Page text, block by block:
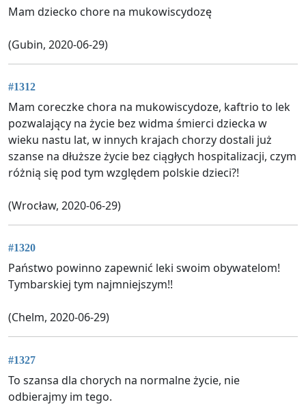
Mam dziecko chore na mukowiscydozę
(Gubin, 2020-06-29)
#1312
Mam coreczke chora na mukowiscydoze, kaftrio to lek
pozwalający na życie bez widma śmierci dziecka w
wieku nastu lat, w innych krajach chorzy dostali już
szanse na dłuższe życie bez ciągłych hospitalizacji, czym
różnią się pod tym względem polskie dzieci?!
(Wrocław, 2020-06-29)
#1320
Państwo powinno zapewnić leki swoim obywatelom!
Tymbarskiej tym najmniejszym!!
(Chelm, 2020-06-29)
#1327
To szansa dla chorych na normalne życie, nie
odbierajmy im tego.